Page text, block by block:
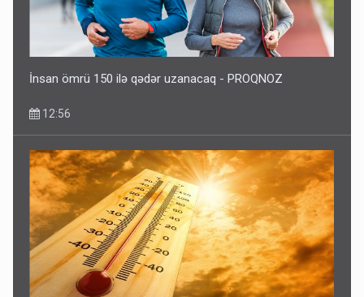
“Təlimdə idim, gəlib gördüm ki, evimi vurub dağıdırlar” -
DİQQƏTLİ OLUN! Bu gün hava çox isti olacaq
İnsan ömrü 150 ilə qədər uzanacaq - PROQNOZ
12:56